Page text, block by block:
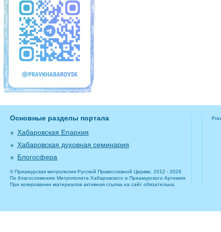
Основные разделы портала
Хабаровская Епархия
Хабаровская духовная семинария
Блогосфера
© Приамурская митрополия Русской Православной Церкви, 2012 - 2026
По благословению Митрополита Хабаровского и Приамурского Артемия.
При копировании материалов активная ссылка на сайт обязательна.